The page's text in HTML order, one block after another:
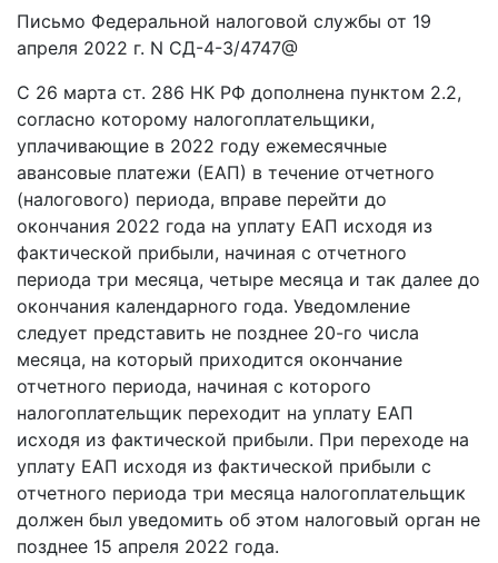
Письмо Федеральной налоговой службы от 19
апреля 2022 г. N СД-4-3/4747@
С 26 марта ст. 286 НК РФ дополнена пунктом 2.2,
согласно которому налогоплательщики,
уплачивающие в 2022 году ежемесячные
авансовые платежи (ЕАП) в течение отчетного
(налогового) периода, вправе перейти до
окончания 2022 года на уплату ЕАП исходя из
фактической прибыли, начиная с отчетного
периода три месяца, четыре месяца и так далее до
окончания календарного года. Уведомление
следует представить не позднее 20-го числа
месяца, на который приходится окончание
отчетного периода, начиная с которого
налогоплательщик переходит на уплату ЕАП
исходя из фактической прибыли. При переходе на
уплату ЕАП исходя из фактической прибыли с
отчетного периода три месяца налогоплательщик
должен был уведомить об этом налоговый орган не
позднее 15 апреля 2022 года.